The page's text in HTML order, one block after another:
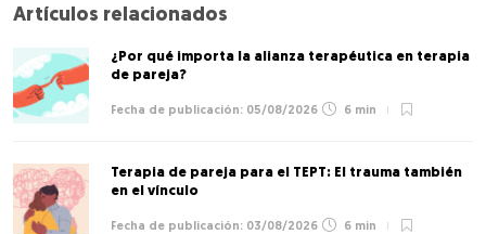
Artículos relacionados
¿Por qué importa la alianza terapéutica en terapia
de pareja?
05/08/2026 6 min
Terapia de pareja para el TEPT: El trauma también
en el vínculo
03/08/2026 6 min